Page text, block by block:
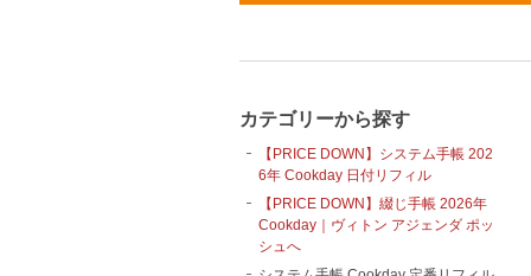
カテゴリーから探す
【PRICE DOWN】システム手帳 202
6年 Cookday 日付リフィル
【PRICE DOWN】綴じ手帳 2026年
Cookday｜ヴィトン アジェンダ ポッ
シュへ